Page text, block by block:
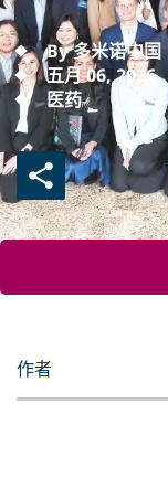
By 多米诺中国
五月 06, 2026
医药
作者